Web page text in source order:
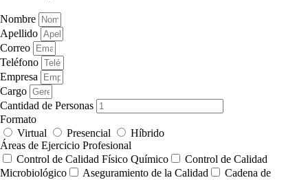
Nombre
Apellido
Correo
Teléfono
Empresa
Cargo
Cantidad de Personas
Formato
Virtual
Presencial
Híbrido
Áreas de Ejercicio Profesional
Control de Calidad Físico Químico
Control de Calidad
Microbiológico
Aseguramiento de la Calidad
Cadena de